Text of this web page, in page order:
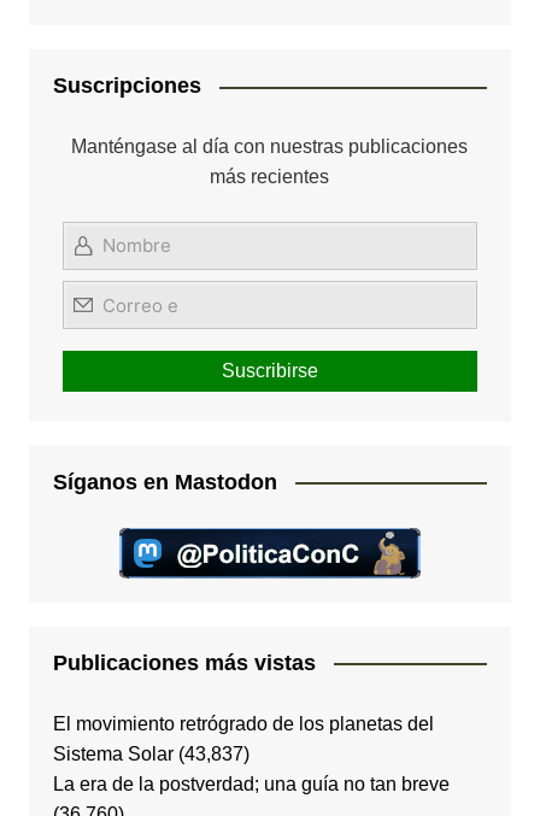
Suscripciones
Manténgase al día con nuestras publicaciones
más recientes
Síganos en Mastodon
Publicaciones más vistas
El movimiento retrógrado de los planetas del
Sistema Solar (43,837)
La era de la postverdad; una guía no tan breve